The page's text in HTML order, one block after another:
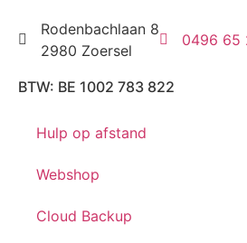
Rodenbachlaan 8
2980 Zoersel
0496 65
BTW: BE 1002 783 822
Hulp op afstand
Webshop
Cloud Backup